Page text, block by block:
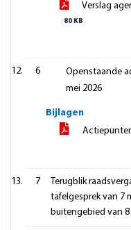
Verslag
80 KB
6
Openstaande
mei 2026
Bijlagen
7
Terugblik
tafelgesprek van 7
buitengebied van 8